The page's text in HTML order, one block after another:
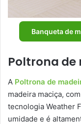
Banqueta de
Poltrona de
A Poltrona de
madeira maciça,
tecnologia Weather
umidade e é